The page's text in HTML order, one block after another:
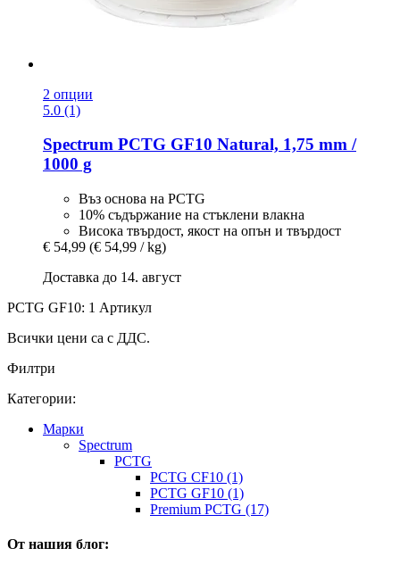
2 опции
5.0 (1)
Spectrum PCTG GF10 Natural, 1,75 mm /
1000 g
Въз основа на PCTG
10% съдържание на стъклени влакна
Висока твърдост, якост на опън и твърдост
€ 54,99 (€ 54,99 / kg)
Доставка до 14. август
PCTG GF10: 1 Артикул
Всички цени са с ДДС.
Филтри
Категории:
Mарки
Spectrum
PCTG
PCTG CF10 (1)
PCTG GF10 (1)
Premium PCTG (17)
От нашия блог: